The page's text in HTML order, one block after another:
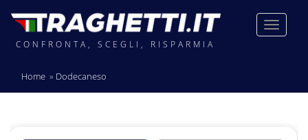
CONFRONTA, SCEGLI, RISPARMIA
Home Dodecaneso